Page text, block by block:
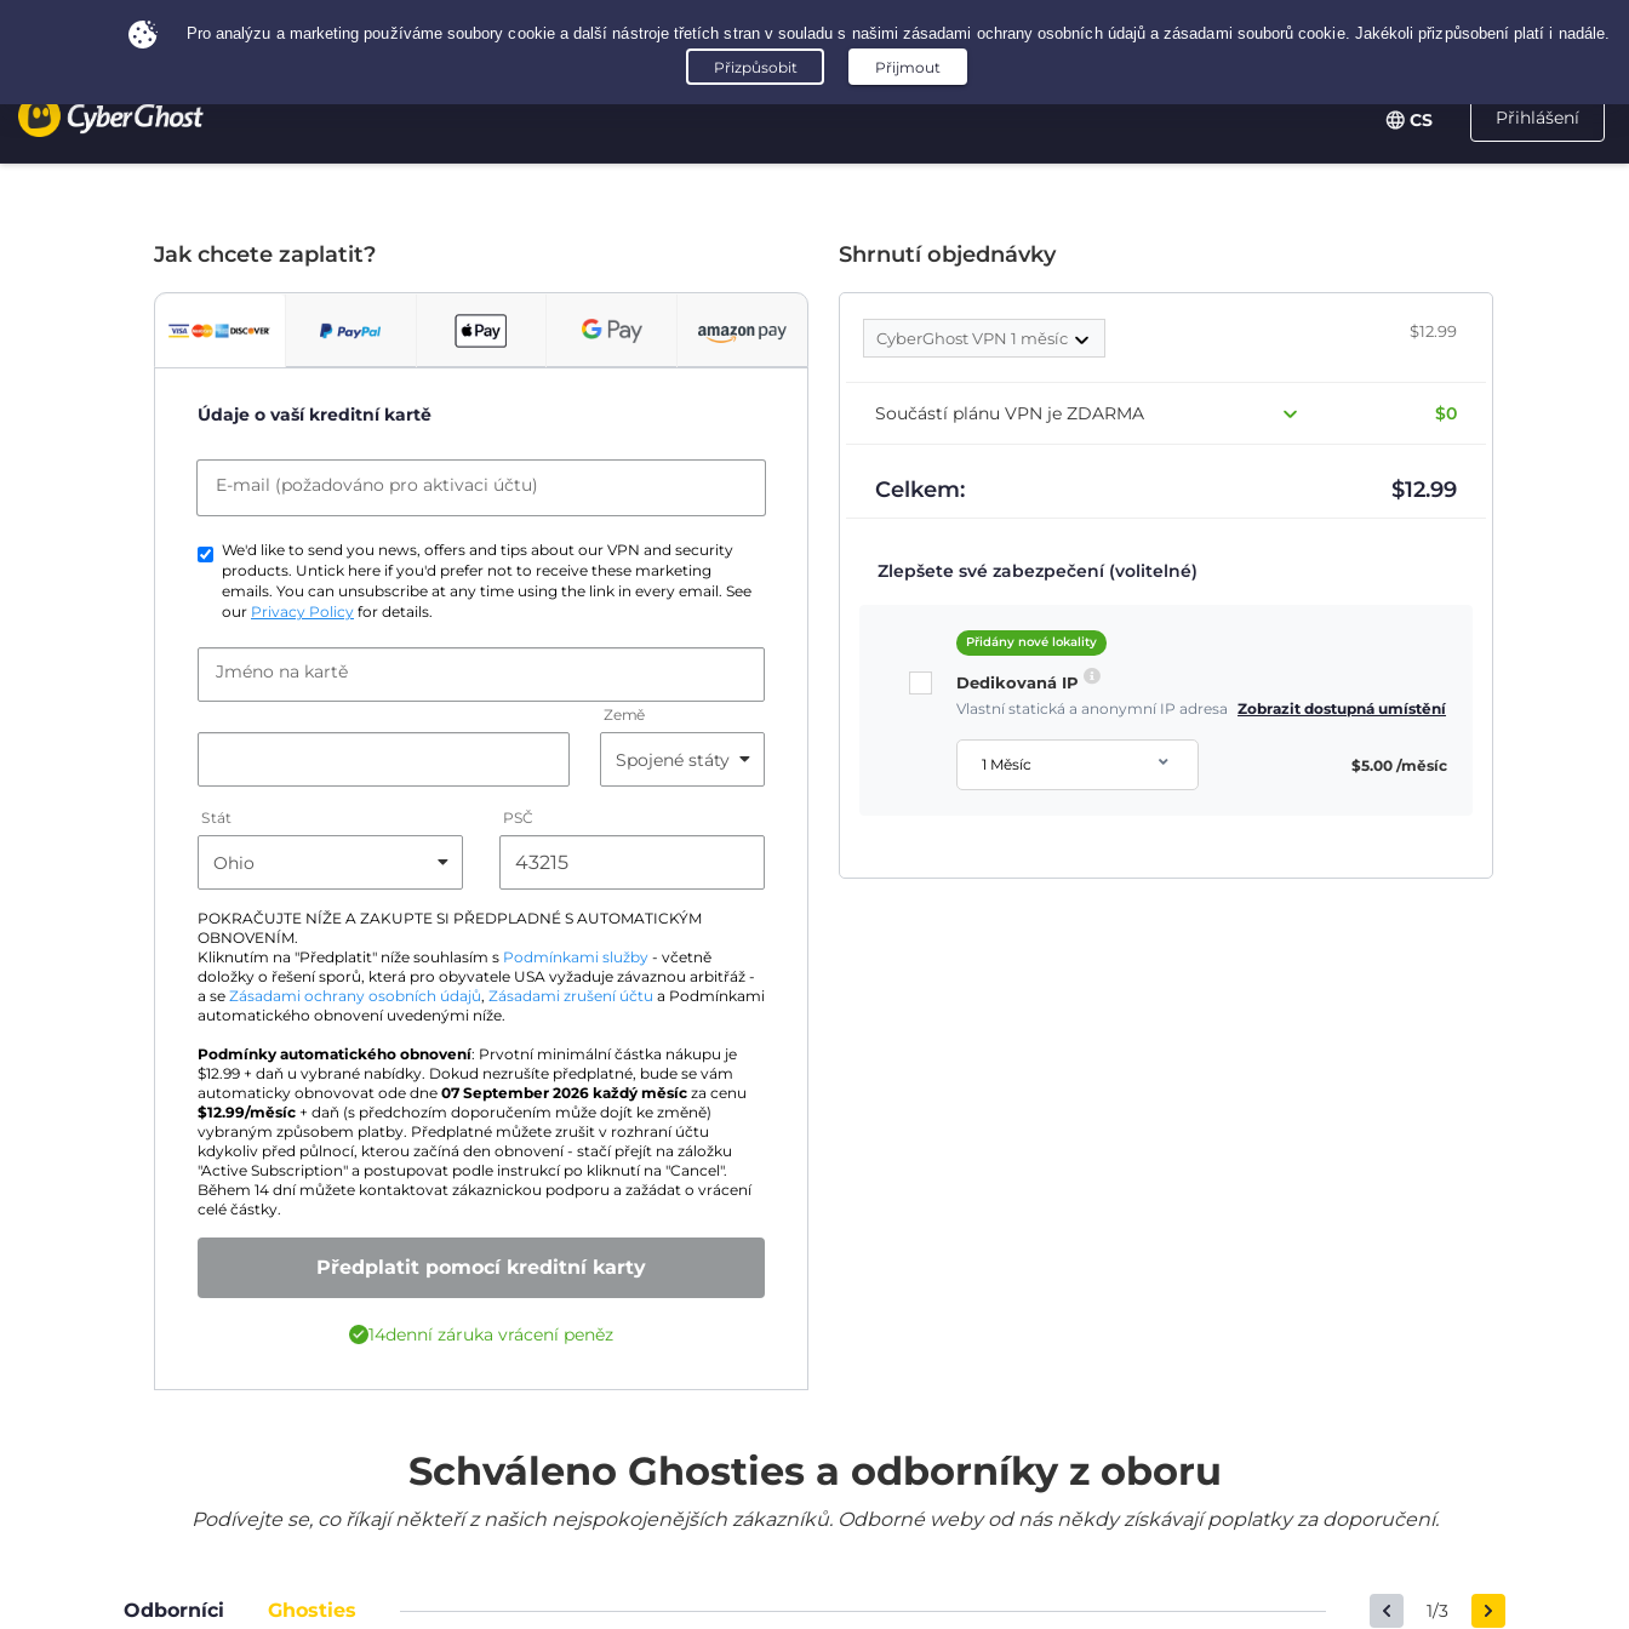
Přihlášení
CS
Jak chcete zaplatit?
Údaje o vaší kreditní kartě
E-mail (požadováno pro aktivaci účtu)
We'd like to send you news, offers and tips about our VPN and security
products. Untick here if you'd prefer not to receive these marketing
emails. You can unsubscribe at any time using the link in every email. See
our Privacy Policy for details.
Jméno na kartě
Země
Stát PSČ
POKRAČUJTE NÍŽE A ZAKUPTE SI PŘEDPLADNÉ S AUTOMATICKÝM
OBNOVENÍM.
Kliknutím na "Předplatit" níže souhlasím s Podmínkami služby - včetně
doložky o řešení sporů, která pro obyvatele USA vyžaduje závaznou arbitřáž -
a se Zásadami ochrany osobních údajů, Zásadami zrušení účtu a Podmínkami
automatického obnovení uvedenými níže.
Podmínky automatického obnovení: Prvotní minimální částka nákupu je
$12.99 + daň u vybrané nabídky. Dokud nezrušíte předplatné, bude se vám
automaticky obnovovat ode dne 07 September 2026 každý měsíc za cenu
$12.99/měsíc + daň (s předchozím doporučením může dojít ke změně)
vybraným způsobem platby. Předplatné můžete zrušit v rozhraní účtu
kdykoliv před půlnocí, kterou začíná den obnovení - stačí přejít na záložku
"Active Subscription" a postupovat podle instrukcí po kliknutí na "Cancel".
Během 14 dní můžete kontaktovat zákaznickou podporu a zažádat o vrácení
celé částky.
Předplatit pomocí kreditní karty
14denní záruka vrácení peněz
Shrnutí objednávky
CyberGhost VPN 1 měsíc $12.99
Součástí plánu VPN je ZDARMA $0
Celkem: $12.99
Zlepšete své zabezpečení (volitelné)
Přidány nové lokality
Dedikovaná IP
Vlastní statická a anonymní IP adresa Zobrazit dostupná umístění
1 Měsíc $5.00 /měsíc
Schváleno Ghosties a odborníky z oboru
Podívejte se, co říkají někteří z našich nejspokojenějších zákazníků. Odborné weby od nás někdy získávají poplatky za doporučení.
Odborníci Ghosties 1/3